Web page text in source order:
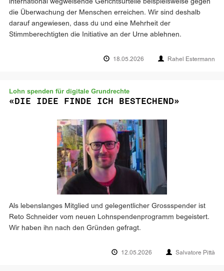
international wegweisende Gerichtsurteile beispielsweise gegen
die Überwachung der Menschen erreichen. Wir sind deshalb
darauf angewiesen, dass du und eine Mehrheit der
Stimmberechtigten die Initiative an der Urne ablehnen.
18.05.2026 Rahel Estermann
Lohn spenden für digitale Grundrechte
«DIE IDEE FINDE ICH BESTECHEND»
Als lebenslanges Mitglied und gelegentlicher Grossspender ist
Reto Schneider vom neuen Lohnspendenprogramm begeistert.
Wir haben ihn nach den Gründen gefragt.
12.05.2026 Salvatore Pittà